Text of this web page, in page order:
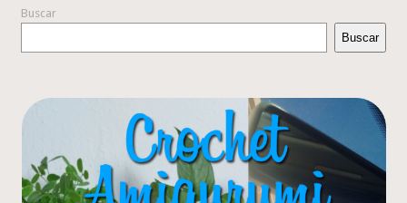
Buscar
Buscar